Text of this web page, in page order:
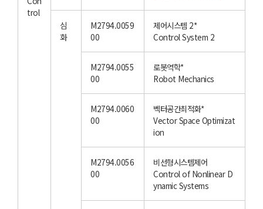
trol
심
화
M2794.0059
00
제어시스템 2*
Control System 2
M2794.0055
00
로봇역학*
Robot Mechanics
M2794.0060
00
벡터공간최적화*
Vector Space Optimizat
ion
M2794.0056
00
비선형시스템제어
Control of Nonlinear D
ynamic Systems